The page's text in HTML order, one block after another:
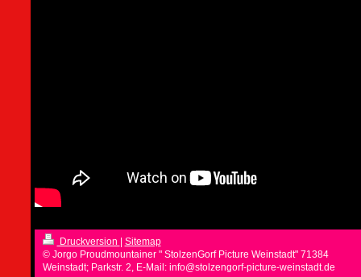
Druckversion
Sitemap
© Jorgo Proudmountainer " StolzenGorf Picture Weinstadt" 71384
Weinstadt; Parkstr. 2, E-Mail: info@stolzengorf-picture-weinstadt.de